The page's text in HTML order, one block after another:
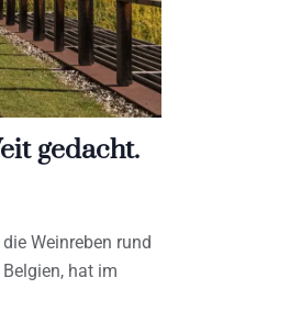
gedacht.
Weinreben rund
hat im